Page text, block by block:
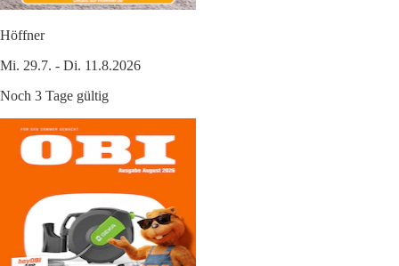
Höffner
Mi. 29.7. - Di. 11.8.2026
Noch 3 Tage gültig